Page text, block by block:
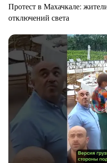
Протест в Махачкале:
отключений света